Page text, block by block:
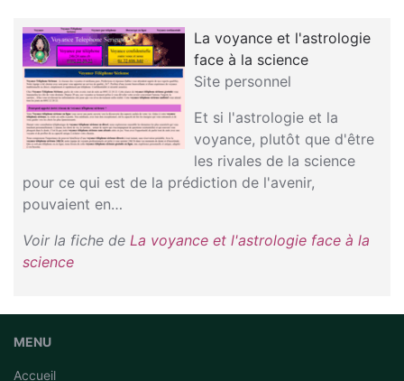
La voyance et l'astrologie
face à la science
Site personnel
Et si l'astrologie et la
voyance, plutôt que d'être
les rivales de la science
pour ce qui est de la prédiction de l'avenir,
pouvaient en…
Voir la fiche de La voyance et l'astrologie face à la
science
MENU
Accueil